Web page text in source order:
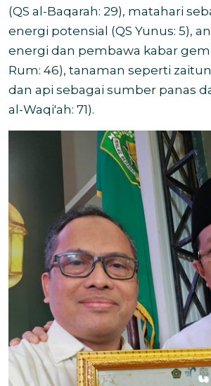
(QS al-Baqarah: 29), matahari
energi potensial (QS Yunus: 5),
energi dan pembawa kabar
Rum: 46), tanaman seperti
dan api sebagai sumber panas
al-Waqi'ah: 71).